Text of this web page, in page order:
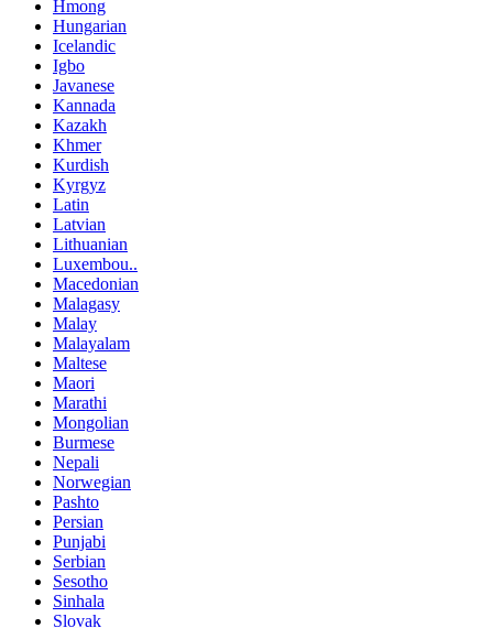
Hmong
Hungarian
Icelandic
Igbo
Javanese
Kannada
Kazakh
Khmer
Kurdish
Kyrgyz
Latin
Latvian
Lithuanian
Luxembou..
Macedonian
Malagasy
Malay
Malayalam
Maltese
Maori
Marathi
Mongolian
Burmese
Nepali
Norwegian
Pashto
Persian
Punjabi
Serbian
Sesotho
Sinhala
Slovak